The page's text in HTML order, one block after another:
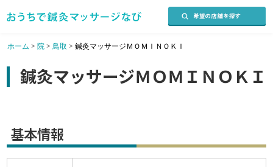
ホーム > 院> 鳥取 > 鍼灸マッサージＭＯＭＩＮＯＫＩ
鍼灸マッサージＭＯＭＩＮＯＫＩ
基本情報